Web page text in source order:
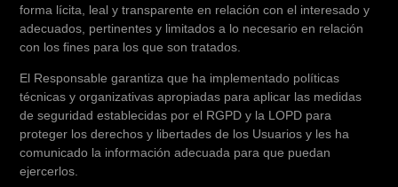
forma lícita, leal y transparente en relación con el interesado y
adecuados, pertinentes y limitados a lo necesario en relación
con los fines para los que son tratados.
El Responsable garantiza que ha implementado políticas
técnicas y organizativas apropiadas para aplicar las medidas
de seguridad establecidas por el RGPD y la LOPD para
proteger los derechos y libertades de los Usuarios y les ha
comunicado la información adecuada para que puedan
ejercerlos.